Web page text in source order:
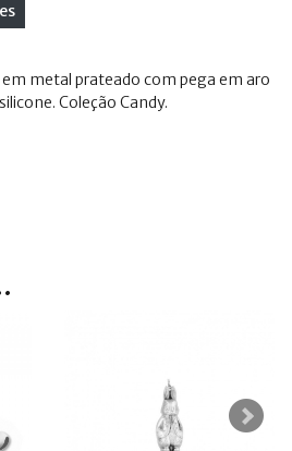
metal prateado com pega em aro
Coleção Candy.